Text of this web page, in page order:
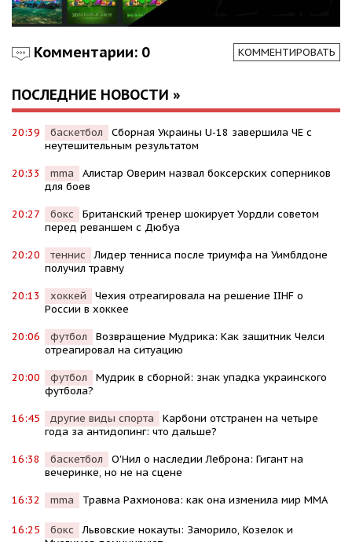
Комментарии: 0 КОММЕНТИРОВАТЬ
ПОСЛЕДНИЕ НОВОСТИ »
20:39 баскетбол
Сборная Украины U-18 завершила ЧЕ с
неутешительным результатом
20:33 mma
Алистар Оверим назвал боксерских соперников
для боев
20:27 бокс
Британский тренер шокирует Уордли советом
перед реваншем с Дюбуа
20:20 теннис
Лидер тенниса после триумфа на Уимблдоне
получил травму
20:13 хоккей
Чехия отреагировала на решение IIHF о
России в хоккее
20:06 футбол
Возвращение Мудрика: Как защитник Челси
отреагировал на ситуацию
20:00 футбол
Мудрик в сборной: знак упадка украинского
футбола?
16:45 другие виды спорта
Карбони отстранен на четыре
года за антидопинг: что дальше?
16:38 баскетбол
О'Нил о наследии Леброна: Гигант на
вечеринке, но не на сцене
16:32 mma Травма Рахмонова: как она изменила мир ММА
16:25 бокс
Львовские нокауты: Заморило, Козелок и